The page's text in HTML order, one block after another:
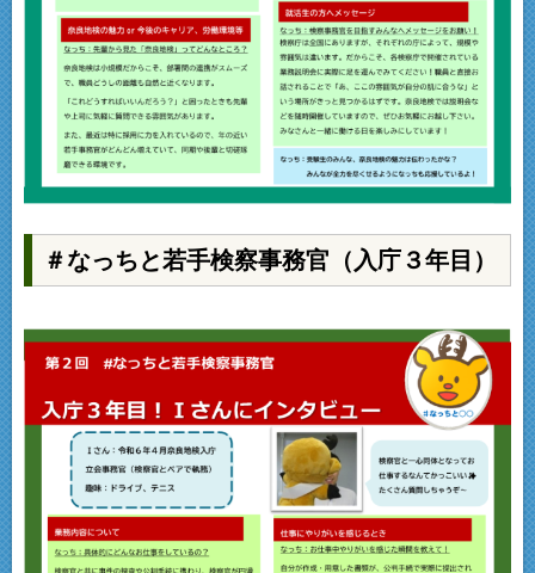
＃なっちと若手検察事務官（入庁３年目）